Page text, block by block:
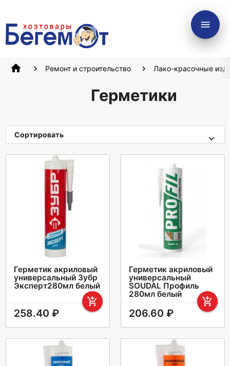
menu
home Ремонт и строительство Лако-красочные
Герметики
Сортировать
Герметик акриловый
универсальный Зубр
Эксперт280мл белый
add_shopping_cart
258.40 ₽
Герметик акриловый
универсальный
SOUDAL Профиль
280мл белый
add_shopping_cart
206.60 ₽